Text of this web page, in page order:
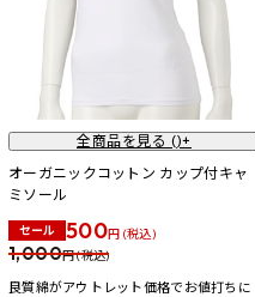
全商品を見る ()+
オーガニックコットン カップ付キャ
ミソール
セール 500円 (税込)
1,000円 (税込)
良質綿がアウトレット価格でお値打ちに